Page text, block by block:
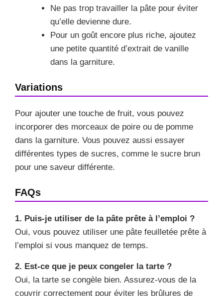
Ne pas trop travailler la pâte pour éviter
qu’elle devienne dure.
Pour un goût encore plus riche, ajoutez
une petite quantité d’extrait de vanille
dans la garniture.
Variations
Pour ajouter une touche de fruit, vous pouvez
incorporer des morceaux de poire ou de pomme
dans la garniture. Vous pouvez aussi essayer
différentes types de sucres, comme le sucre brun
pour une saveur différente.
FAQs
1. Puis-je utiliser de la pâte prête à l’emploi ?
Oui, vous pouvez utiliser une pâte feuilletée prête à
l’emploi si vous manquez de temps.
2. Est-ce que je peux congeler la tarte ?
Oui, la tarte se congèle bien. Assurez-vous de la
couvrir correctement pour éviter les brûlures de